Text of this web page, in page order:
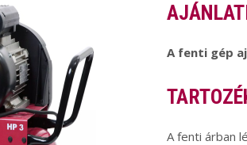
A fenti gép
A fenti árban